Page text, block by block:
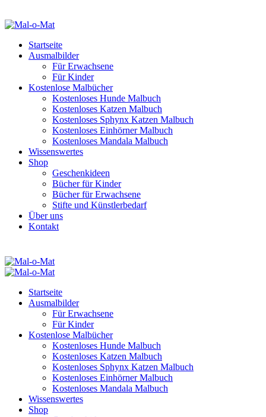
Startseite
Ausmalbilder
Für Erwachsene
Für Kinder
Kostenlose Malbücher
Kostenloses Hunde Malbuch
Kostenloses Katzen Malbuch
Kostenloses Sphynx Katzen Malbuch
Kostenloses Einhörner Malbuch
Kostenloses Mandala Malbuch
Wissenswertes
Shop
Geschenkideen
Bücher für Kinder
Bücher für Erwachsene
Stifte und Künstlerbedarf
Über uns
Kontakt
Startseite
Ausmalbilder
Für Erwachsene
Für Kinder
Kostenlose Malbücher
Kostenloses Hunde Malbuch
Kostenloses Katzen Malbuch
Kostenloses Sphynx Katzen Malbuch
Kostenloses Einhörner Malbuch
Kostenloses Mandala Malbuch
Wissenswertes
Shop